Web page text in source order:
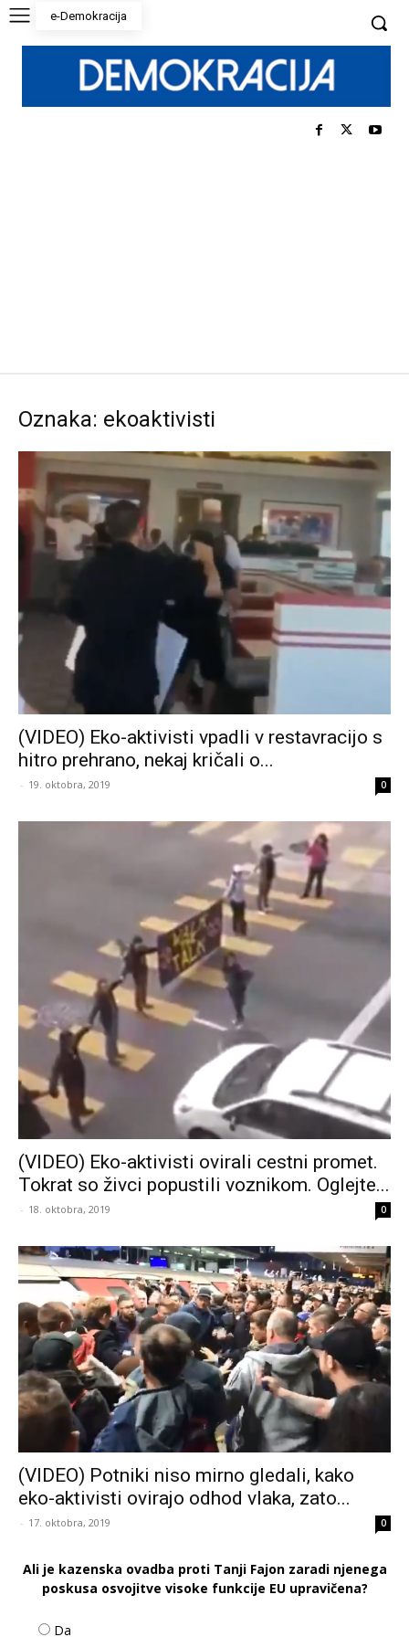
e-Demokracija
Oznaka: ekoaktivisti
(VIDEO) Eko-aktivisti vpadli v restavracijo s
hitro prehrano, nekaj kričali o...
- 19. oktobra, 2019 0
(VIDEO) Eko-aktivisti ovirali cestni promet.
Tokrat so živci popustili voznikom. Oglejte...
- 18. oktobra, 2019 0
(VIDEO) Potniki niso mirno gledali, kako
eko-aktivisti ovirajo odhod vlaka, zato...
- 17. oktobra, 2019 0
Ali je kazenska ovadba proti Tanji Fajon zaradi njenega
poskusa osvojitve visoke funkcije EU upravičena?
Da